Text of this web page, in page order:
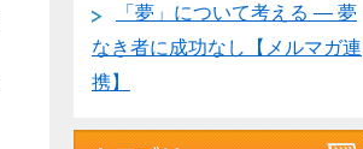
「夢」について考える ― 夢
なき者に成功なし【メルマガ連
携】